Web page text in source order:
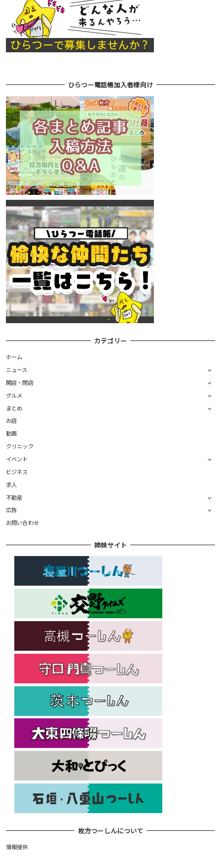
ひらつー電話帳加入者様向け
カテゴリー
ホーム
ニュース
開店・閉店
グルメ
まとめ
お店
動画
クリニック
イベント
ビジネス
求人
不動産
広告
お問い合わせ
姉妹サイト
枚方つーしんについて
情報提供